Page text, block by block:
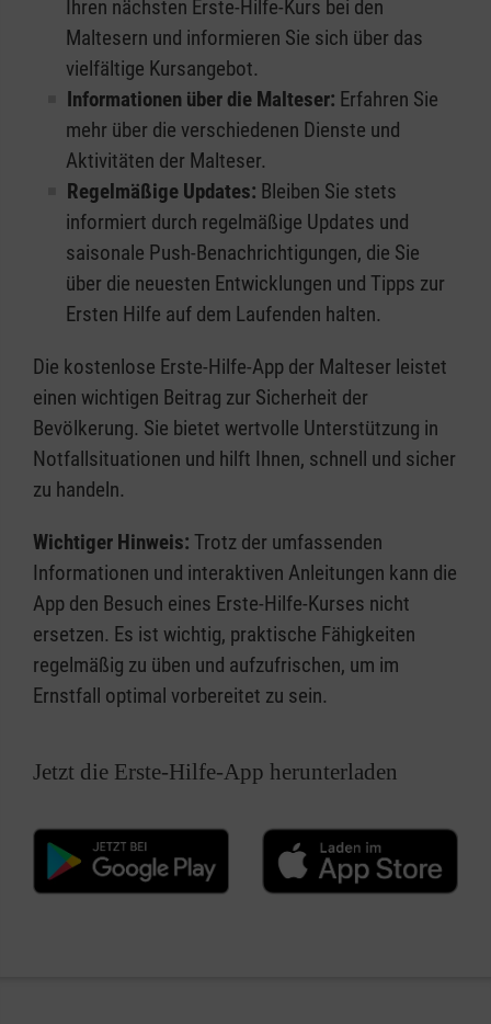
Ihren nächsten Erste-Hilfe-Kurs bei den
Maltesern und informieren Sie sich über das
vielfältige Kursangebot.
Informationen über die Malteser: Erfahren Sie
mehr über die verschiedenen Dienste und
Aktivitäten der Malteser.
Regelmäßige Updates: Bleiben Sie stets
informiert durch regelmäßige Updates und
saisonale Push-Benachrichtigungen, die Sie
über die neuesten Entwicklungen und Tipps zur
Ersten Hilfe auf dem Laufenden halten.
Die kostenlose Erste-Hilfe-App der Malteser leistet
einen wichtigen Beitrag zur Sicherheit der
Bevölkerung. Sie bietet wertvolle Unterstützung in
Notfallsituationen und hilft Ihnen, schnell und sicher
zu handeln.
Wichtiger Hinweis: Trotz der umfassenden
Informationen und interaktiven Anleitungen kann die
App den Besuch eines Erste-Hilfe-Kurses nicht
ersetzen. Es ist wichtig, praktische Fähigkeiten
regelmäßig zu üben und aufzufrischen, um im
Ernstfall optimal vorbereitet zu sein.
Jetzt die Erste-Hilfe-App herunterladen